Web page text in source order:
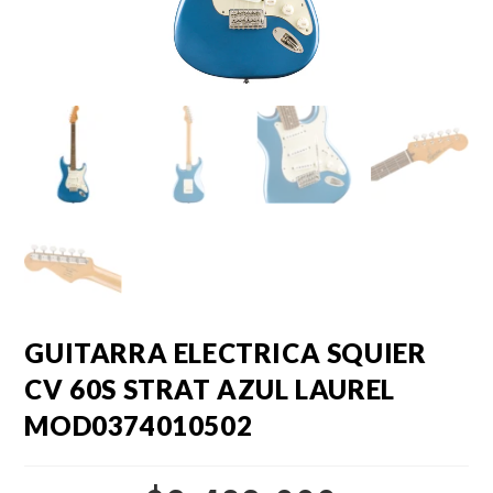
GUITARRA ELECTRICA SQUIER
CV 60S STRAT AZUL LAUREL
MOD0374010502